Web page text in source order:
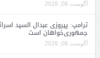
آگوست 06, 2026
ترامپ: پیروزی عبدال السید
جمهوری‌خواهان است
آگوست 06, 2026